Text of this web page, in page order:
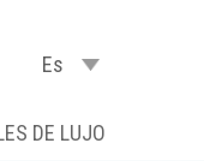
Es
DE LUJO